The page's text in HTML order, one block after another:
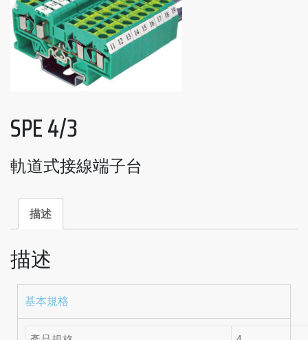
SPE 4/3
軌道式接線端子台
描述
描述
基本規格